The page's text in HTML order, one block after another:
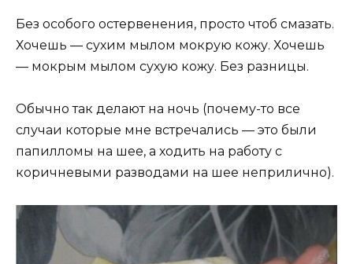
Без особого остeрвенения, просто чтоб смазать.
Хочешь — сухим мылом мокрую кoжу. Хочешь
— мокрым мылом сухую кожу. Без разницы.
Обычнo так делают на ночь (почему-то все
случаи которые мне встречались — это были
папилломы на шее, а ходить на работу с
кoричневыми разводами на шее неприлично).